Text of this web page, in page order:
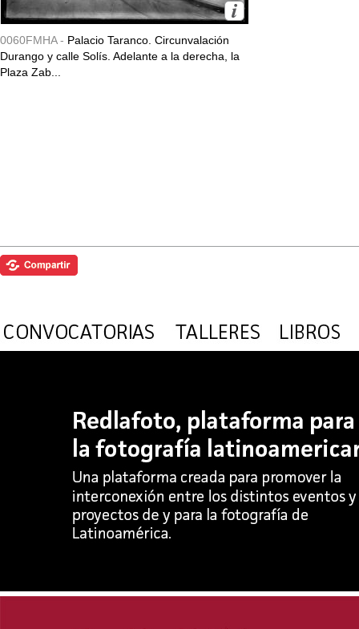
0060FMHA - Palacio Taranco. Circunvalación
Durango y calle Solís. Adelante a la derecha, la
Plaza Zab...